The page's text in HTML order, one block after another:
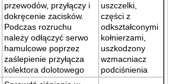
przewodów, przyłączy i
dokręcenie zacisków.
Podczas rozruchu
należy odłączyć serwo
hamulcowe poprzez
zaślepienie przyłącza
kolektora dolotowego
uszczelki,
części z
odkształconymi
kołnierzami,
uszkodzony
wzmacniacz
podciśnienia